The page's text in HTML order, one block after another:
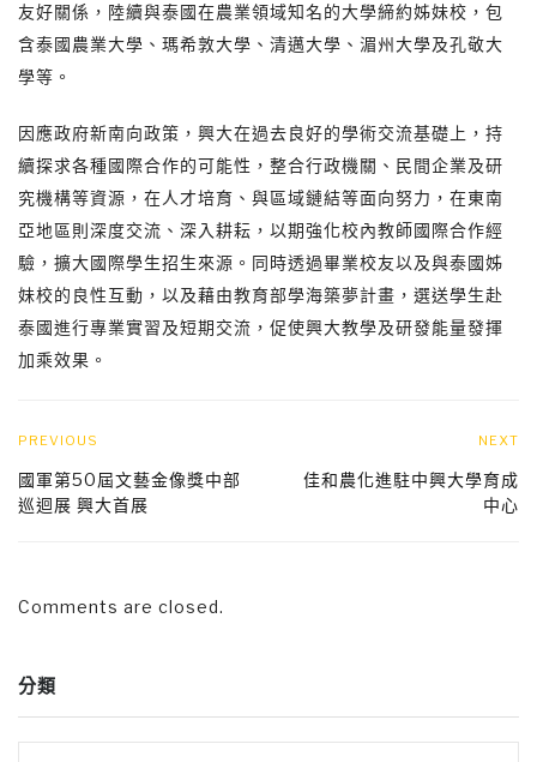
友好關係，陸續與泰國在農業領域知名的大學締約姊妹校，包
含泰國農業大學、瑪希敦大學、清邁大學、湄州大學及孔敬大
學等。
因應政府新南向政策，興大在過去良好的學術交流基礎上，持
續探求各種國際合作的可能性，整合行政機關、民間企業及研
究機構等資源，在人才培育、與區域鏈結等面向努力，在東南
亞地區則深度交流、深入耕耘，以期強化校內教師國際合作經
驗，擴大國際學生招生來源。同時透過畢業校友以及與泰國姊
妹校的良性互動，以及藉由教育部學海築夢計畫，選送學生赴
泰國進行專業實習及短期交流，促使興大教學及研發能量發揮
加乘效果。
PREVIOUS
國軍第50屆文藝金像獎中部
巡迴展 興大首展
NEXT
佳和農化進駐中興大學育成
中心
Comments are closed.
分類